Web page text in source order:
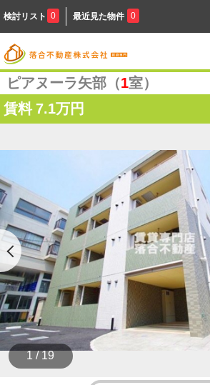
検討リスト 0 最近見た物件 0
ピアヌーラ矢部（1室）
賃料 7.1万円
1 / 19